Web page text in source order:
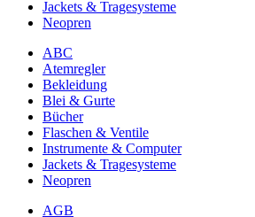
Jackets & Tragesysteme
Neopren
ABC
Atemregler
Bekleidung
Blei & Gurte
Bücher
Flaschen & Ventile
Instrumente & Computer
Jackets & Tragesysteme
Neopren
AGB